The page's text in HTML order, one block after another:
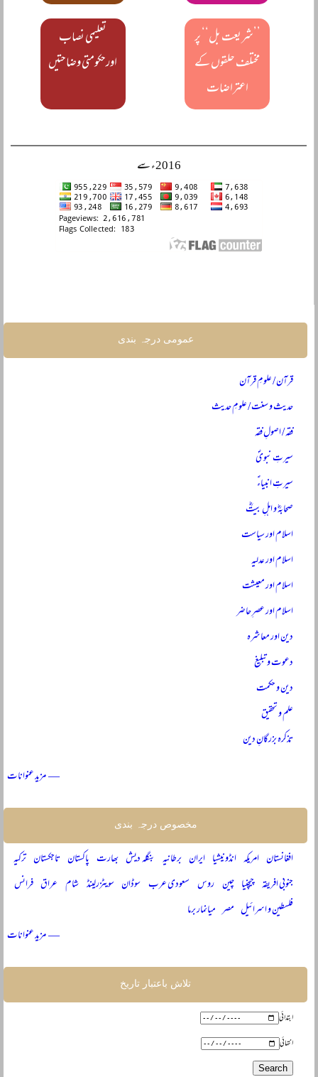
’’شریعت بل‘‘ پر
مختلف حلقوں کے
اعتراضات
تعلیمی نصاب
اورحکومتی وضاحتیں
2016ء سے
عمومی درجہ بندی
قرآن / علومِ قرآن
حدیث و سنت / علومِ حدیث
فقہ / اصولِ فقہ
سیرتِ نبویؐ
سیرتِ انبیاءؑ
صحابہؓ و اہلِ بیتؓ
اسلام اور سیاست
اسلام اور عدلیہ
اسلام اور معیشت
اسلام اور عصرِ حاضر
دین اور معاشرہ
دعوت و تبلیغ
دین و حکمت
علم و تحقیق
تذکرہ بزرگانِ دین
— مزید عنوانات
مخصوص درجہ بندی
افغانستان امریکہ انڈونیشیا ایران برطانیہ بنگلہ دیش بھارت پاکستان تاجکستان ترکیہ
جنوبی افریقہ چیچنیا چین روس سعودی عرب سوڈان سویٹزرلینڈ شام عراق فرانس
فلسطین و اسرائیل مصر میانمار برما
— مزید عنوانات
تلاش باعتبار تاریخ
ابتدائی
انتہائی